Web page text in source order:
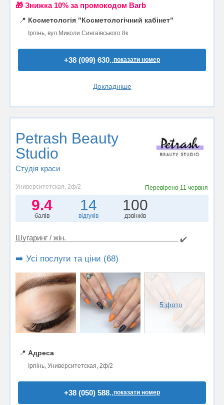
🎁 Знижка 10% за промокодом Barb
📍 Косметологія "Косметологічний кабінет"
Ірпінь, вул.Миколи Сингаївського 8к
+38 (099) 630..показати номер
Докладніше
Petrash Beauty
Studio
Студія краси
Университетская, 2ф/2 Перевірено 11 червня
9.4
балів
14
відгуків
100
дзвінків
Шугаринг / жін. ✔️
➡️ Усі послуги та ціни (68)
5 фото
📍 Адреса
Ірпінь, Университетская, 2ф/2
+38 (050) 588..показати номер